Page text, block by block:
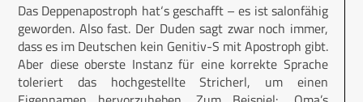
Das Deppenapostroph hat‘s geschafft – es ist salonfähig
geworden. Also fast. Der Duden sagt zwar noch immer,
dass es im Deutschen kein Genitiv-S mit Apostroph gibt.
Aber diese oberste Instanz für eine korrekte Sprache
toleriert das hochgestellte Stricherl, um einen